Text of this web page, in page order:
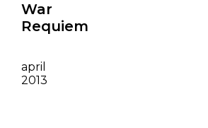
War
Requiem
april
2013